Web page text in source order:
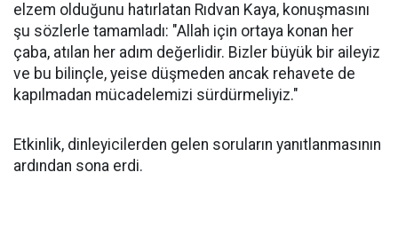
elzem olduğunu hatırlatan Rıdvan Kaya, konuşmasını
şu sözlerle tamamladı: "Allah için ortaya konan her
çaba, atılan her adım değerlidir. Bizler büyük bir aileyiz
ve bu bilinçle, yeise düşmeden ancak rehavete de
kapılmadan mücadelemizi sürdürmeliyiz."
Etkinlik, dinleyicilerden gelen soruların yanıtlanmasının
ardından sona erdi.